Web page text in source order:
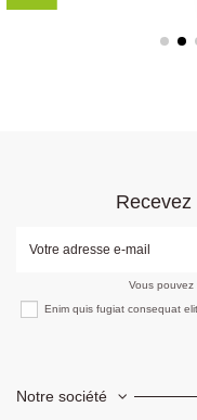
Vous pouvez
Enim quis fugiat consequat
Notre société